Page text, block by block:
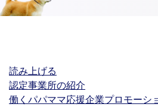
読み上げる
認定事業所の紹介
働くパパママ応援企業プロモーシ